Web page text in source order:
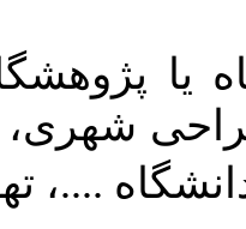
یا
شهری،
....،